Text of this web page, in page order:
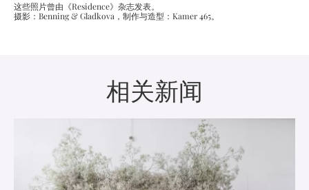
这些照片曾由《Residence》杂志发表。
摄影：Benning & Gladkova，制作与造型：Kamer 465。
相关新闻